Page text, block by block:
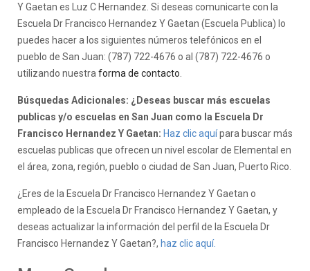
Y Gaetan es Luz C Hernandez. Si deseas comunicarte con la
Escuela Dr Francisco Hernandez Y Gaetan (Escuela Publica) lo
puedes hacer a los siguientes números telefónicos en el
pueblo de San Juan: (787) 722-4676 o al (787) 722-4676 o
utilizando nuestra forma de contacto
Búsquedas Adicionales: ¿Deseas buscar más escuelas
publicas y/o escuelas en San Juan como la Escuela Dr
Francisco Hernandez Y Gaetan: Haz clic aquípara buscar más
escuelas publicas que ofrecen un nivel escolar de Elemental en
el área, zona, región, pueblo o ciudad de San Juan, Puerto Rico.
¿Eres de la Escuela Dr Francisco Hernandez Y Gaetan o
empleado de la Escuela Dr Francisco Hernandez Y Gaetan, y
deseas actualizar la información del perfil de la Escuela Dr
Francisco Hernandez Y Gaetan?, haz clic aquí.